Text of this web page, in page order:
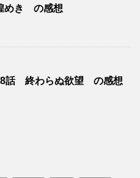
めき の感想
話 終わらぬ欲望 の感想